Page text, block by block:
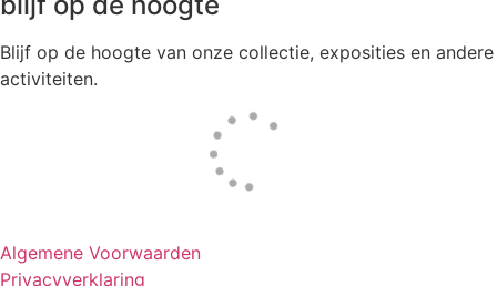
Blijf op de hoogte van onze collectie, exposities en andere
activiteiten.
Algemene Voorwaarden
Privacyverklaring